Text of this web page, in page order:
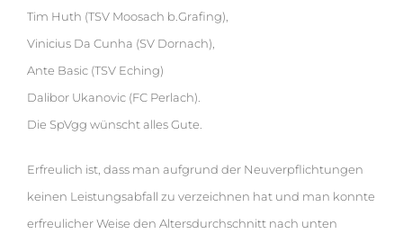
Tim Huth (TSV Moosach b.Grafing),
Vinicius Da Cunha (SV Dornach),
Ante Basic (TSV Eching)
Dalibor Ukanovic (FC Perlach).
Die SpVgg wünscht alles Gute.
Erfreulich ist, dass man aufgrund der Neuverpflichtungen
keinen Leistungsabfall zu verzeichnen hat und man konnte
erfreulicher Weise den Altersdurchschnitt nach unten